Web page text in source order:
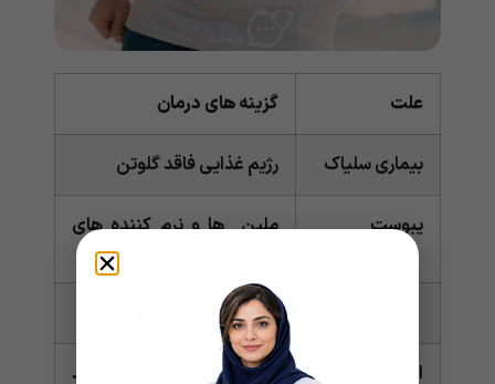
علت گزینه های درمان
بیماری سلیاک رژیم غذایی فاقد گلوتن
یبوست
ملین ها و نرم کننده های
رژیم غذایی با فیبر بالا
اسهال داروهای ضد اسهال مانند